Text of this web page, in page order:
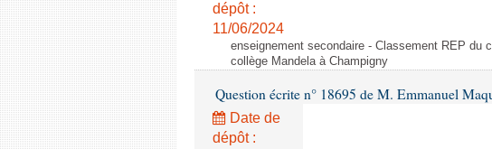
dépôt :
11/06/2024
enseignement secondaire - Classement REP du
collège Mandela à Champigny
Question écrite n° 18695 de M. Emmanuel
Date de
dépôt :